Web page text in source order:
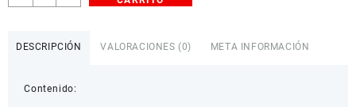
NPN
cantidad
DESCRIPCIÓN VALORACIONES (0) META INFORMACIÓN
Contenido: